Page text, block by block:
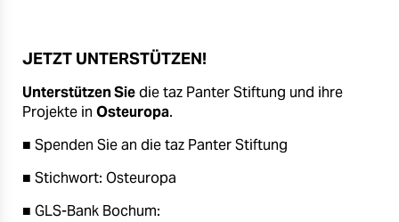
JETZT UNTERSTÜTZEN!
Unterstützen Siedie taz Panter Stiftung und ihre
Projekte in Osteuropa.
■ Spenden Sie an die taz Panter Stiftung
■ Stichwort: Osteuropa
■ GLS-Bank Bochum: